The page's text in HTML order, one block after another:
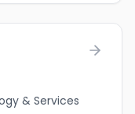
& Services